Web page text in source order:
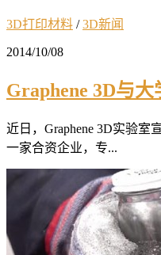
3D打印材料 /3D新闻
2014/10/08
Graphene 3D与
近日，Graphene 3D实验室
一家合资企业，专...